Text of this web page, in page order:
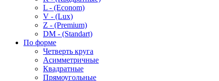
L - (Econom)
V - (Lux)
Z - (Premium)
DM - (Standart)
По форме
Четверть круга
Асимметричные
Квадратные
Прямоугольные